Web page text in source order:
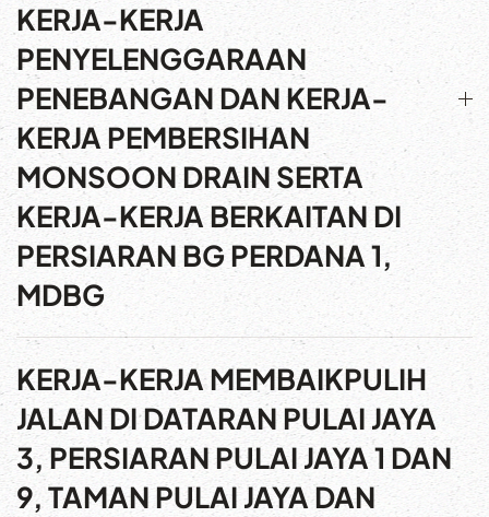
KERJA-KERJA
PENYELENGGARAAN
PENEBANGAN DAN KERJA-
KERJA PEMBERSIHAN
MONSOON DRAIN SERTA
KERJA-KERJA BERKAITAN DI
PERSIARAN BG PERDANA 1,
MDBG
KERJA-KERJA MEMBAIKPULIH
JALAN DI DATARAN PULAI JAYA
3, PERSIARAN PULAI JAYA 1 DAN
9, TAMAN PULAI JAYA DAN